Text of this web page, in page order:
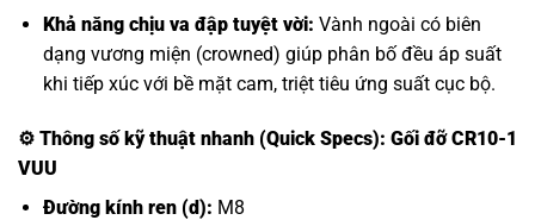
Khả năng chịu va đập tuyệt vời: Vành ngoài có biên
dạng vương miện (crowned) giúp phân bố đều áp suất
khi tiếp xúc với bề mặt cam, triệt tiêu ứng suất cục bộ.
⚙️ Thông số kỹ thuật nhanh (Quick Specs): Gối đỡ CR10-1
VUU
Đường kính ren (d): M8